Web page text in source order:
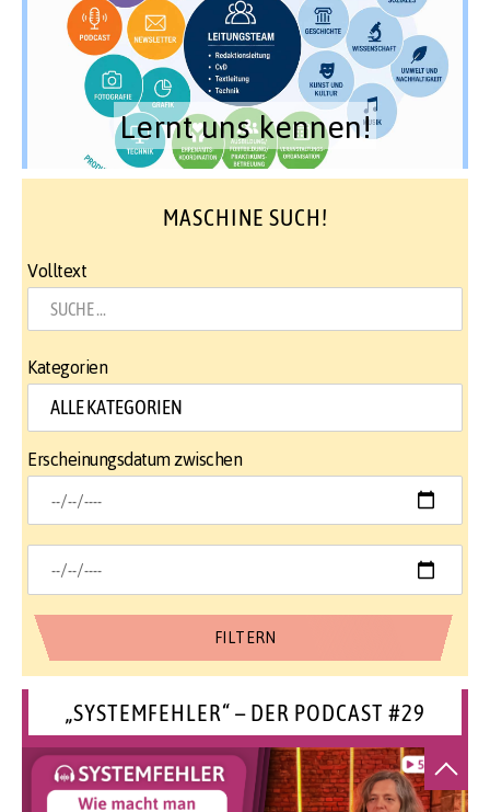
Lernt uns kennen!
MASCHINE SUCH!
Volltext
Kategorien
Erscheinungsdatum zwischen
„SYSTEMFEHLER“ – DER PODCAST #29